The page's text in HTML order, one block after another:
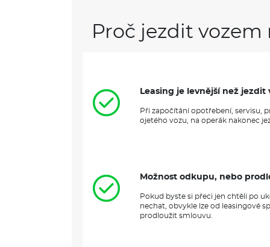
Proč jezdit
Leasing je levnější než
Při započítání opotřebení, servisu,
ojetého vozu, na operák nakonec
Možnost odkupu, nebo
Pokud byste si přeci jen chtěli po
nechat, obvykle lze od leasingové
prodloužit smlouvu.